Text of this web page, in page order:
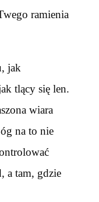
ramienia
jak
tlący się len.
wiara
na to nie
a tam, gdzie